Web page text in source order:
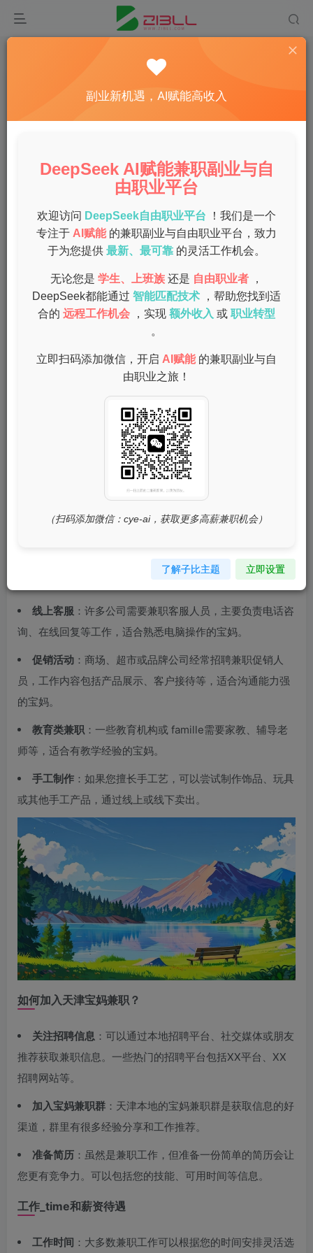
天津招聘宝妈兼职
关注 私信
在天津，有越来越多的宝妈选择兼职工作来平衡家庭与事
业。为了帮助宝妈们找到合适的兼职工作，今天我们为大家
整理了一些关于“天津招聘宝妈兼职”的相关信息。
为什么选择天津宝妈兼职？
宝妈兼职工作的flexible hours and location flexibility
Alternate schedule对于宝妈来说非常重要。她们可以在不
影响家庭生活的情况下，利用空闲时间赚取额外收入。兼职
天津宝妈兼职的热门领域
线上客服 ：许多公司需要兼职客服人员，主要负责电话咨
询、在线回复等工作，适合熟悉电脑操作的宝妈。
促销活动 ：商场、超市或品牌公司经常招聘兼职促销人
员，工作内容包括产品展示、客户接待等，适合沟通能力强
的宝妈。
教育类兼职 ：一些教育机构或 famille需要家教、辅导老
师等，适合有教学经验的宝妈。
手工制作 ：如果您擅长手工艺，可以尝试制作饰品、玩具
或其他手工产品，通过线上或线下卖出。
如何加入天津宝妈兼职？
关注招聘信息 ：可以通过本地招聘平台、社交媒体或朋友
推荐获取兼职信息。一些热门的招聘平台包括XX平台、XX
招聘网站等。
加入宝妈兼职群 ：天津本地的宝妈兼职群是获取信息的好
渠道，群里有很多经验分享和工作推荐。
准备简历 ：虽然是兼职工作，但准备一份简单的简历会让
您更有竞争力。可以包括您的技能、可用时间等信息。
工作_time和薪资待遇
工作时间 ：大多数兼职工作可以根据您的时间安排灵活选
副业新机遇，AI赋能高收入
DeepSeek AI赋能兼职副业与自
由职业平台
欢迎访问 DeepSeek自由职业平台
！我们是一个
专注于 AI赋能 的兼职副业与自由职业平台，致力
于为您提供 最新、最可靠 的灵活工作机会。
无论您是 学生、上班族 还是 自由职业者
，
DeepSeek都能通过 智能匹配技术
，帮助您找到适
合的 远程工作机会 ，实现 额外收入 或 职业转型
。
立即扫码添加微信，开启 AI赋能 的兼职副业与自
由职业之旅！
（扫码添加微信：cye-ai，获取更多高薪兼职机会）
了解子比主题 立即设置